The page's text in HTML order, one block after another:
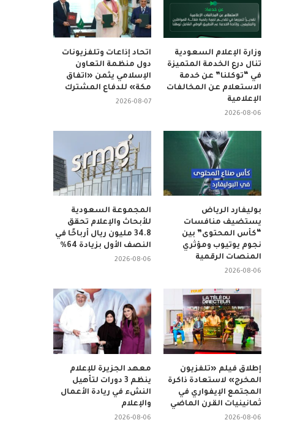
اتحاد إذاعات وتلفزيونات
دول منظمة التعاون
الإسلامي يثمن «اتفاق
مكة» للدفاع المشترك
2026-08-07
وزارة الإعلام السعودية
تنال درع الخدمة المتميزة
في “توكلنا” عن خدمة
الاستعلام عن المخالفات
الإعلامية
2026-08-06
المجموعة السعودية
للأبحاث والإعلام تحقق
34.8 مليون ريال أرباحًا في
النصف الأول بزيادة 64%
2026-08-06
بوليفارد الرياض
يستضيف منافسات
“كأس المحتوى” بين
نجوم يوتيوب ومؤثري
المنصات الرقمية
2026-08-06
معهد الجزيرة للإعلام
ينظم 3 دورات لتأهيل
النشء في ريادة الأعمال
والإعلام
2026-08-06
إطلاق فيلم «تلفزيون
المخرج» لاستعادة ذاكرة
المجتمع الإيفواري في
ثمانينيات القرن الماضي
2026-08-06